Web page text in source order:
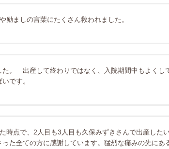
ましの言葉にたくさん救われました。
。 出産して終わりではなく、入院期間中もよくし
です。
時点で、2人目も3人目も久保みずきさんで出産した
た全ての方に感謝しています。猛烈な痛みの先にあ